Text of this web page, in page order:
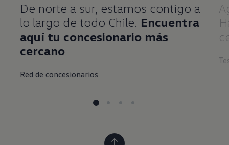
De norte a sur, estamos contigo a
lo largo de todo Chile. Encuentra
aquí tu concesionario más
cercano
Red de concesionarios